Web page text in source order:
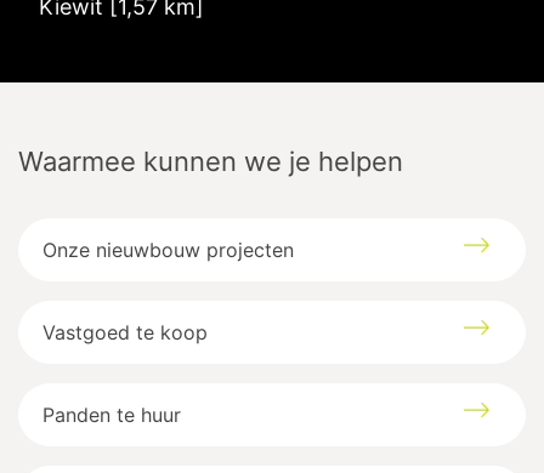
Google maps directions
Kiewit [1,57 km]
Waarmee kunnen we je helpen
Onze nieuwbouw projecten
Vastgoed te koop
Panden te huur